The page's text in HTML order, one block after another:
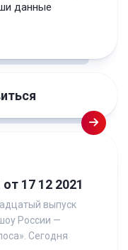
данные
17 12 2021
выпуск
России —
Сегодня